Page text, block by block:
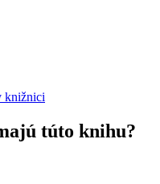
knižnici
túto knihu?